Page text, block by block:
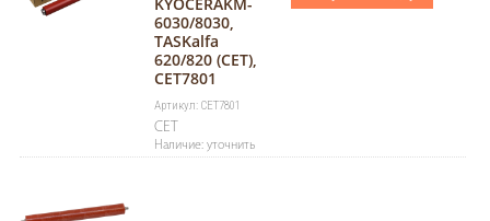
6030/8030,
TASKalfa
620/820 (CET),
CET7801
Артикул: CET7801
CET
Наличие: уточнить